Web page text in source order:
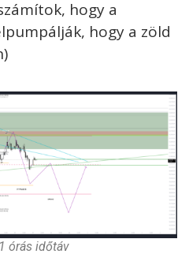
hogy a
hogy a zöld
órás időtáv